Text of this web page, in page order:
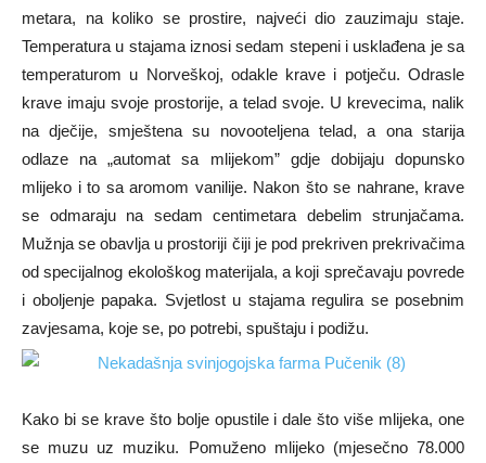
metara, na koliko se prostire, najveći dio zauzimaju staje.
Temperatura u stajama iznosi sedam stepeni i usklađena je sa
temperaturom u Norveškoj, odakle krave i potječu. Odrasle
krave imaju svoje prostorije, a telad svoje. U krevecima, nalik
na dječije, smještena su novooteljena telad, a ona starija
odlaze na „automat sa mlijekom” gdje dobijaju dopunsko
mlijeko i to sa aromom vanilije. Nakon što se nahrane, krave
se odmaraju na sedam centimetara debelim strunjačama.
Mužnja se obavlja u prostoriji čiji je pod prekriven prekrivačima
od specijalnog ekološkog materijala, a koji sprečavaju povrede
i oboljenje papaka. Svjetlost u stajama regulira se posebnim
zavjesama, koje se, po potrebi, spuštaju i podižu.
Kako bi se krave što bolje opustile i dale što više mlijeka, one
se muzu uz muziku. Pomuženo mlijeko (mjesečno 78.000